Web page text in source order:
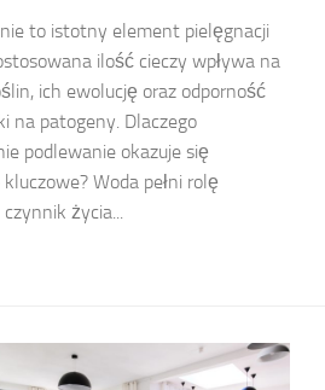
to istotny element pielęgnacji
ilość cieczy wpływa na
ich ewolucję oraz odporność
na patogeny. Dlaczego
podlewanie okazuje się
Woda pełni rolę
życia...